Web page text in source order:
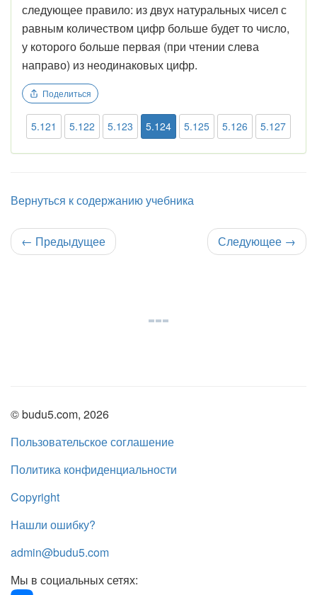
следующее правило: из двух натуральных чисел с
равным количеством цифр больше будет то число,
у которого больше первая (при чтении слева
направо) из неодинаковых цифр.
Поделиться
5.121 5.122 5.123 5.124 5.125 5.126 5.127
Вернуться к содержанию учебника
← Предыдущее Следующее →
© budu5.com, 2026
Пользовательское соглашение
Политика конфиденциальности
Copyright
Нашли ошибку?
admin@budu5.com
Мы в социальных сетях: